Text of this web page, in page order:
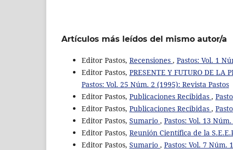
Artículos más leídos del mismo autor/a
Editor Pastos, Recensiones , Pastos: Vol. 1
Editor Pastos, PRESENTE Y FUTURO DE LA
Pastos: Vol. 25 Núm. 2 (1995): Revista Pastos
Editor Pastos, Publicaciones Recibidas ,
Editor Pastos, Publicaciones Recibidas ,
Editor Pastos, Sumario , Pastos: Vol. 13
Editor Pastos, Reunión Científica de la
Editor Pastos, Sumario , Pastos: Vol. 7 Núm.